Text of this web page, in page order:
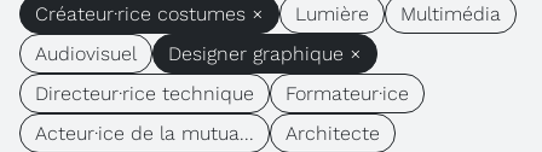
Créateur·rice costumes ×
Lumière
Multimédia
Audiovisuel
Designer graphique ×
Directeur·rice technique
Formateur·ice
Acteur·ice de la mutua...
Architecte